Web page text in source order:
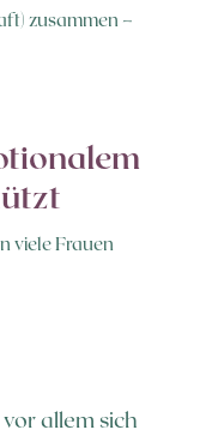
zusammen –
viele Frauen
allem sich